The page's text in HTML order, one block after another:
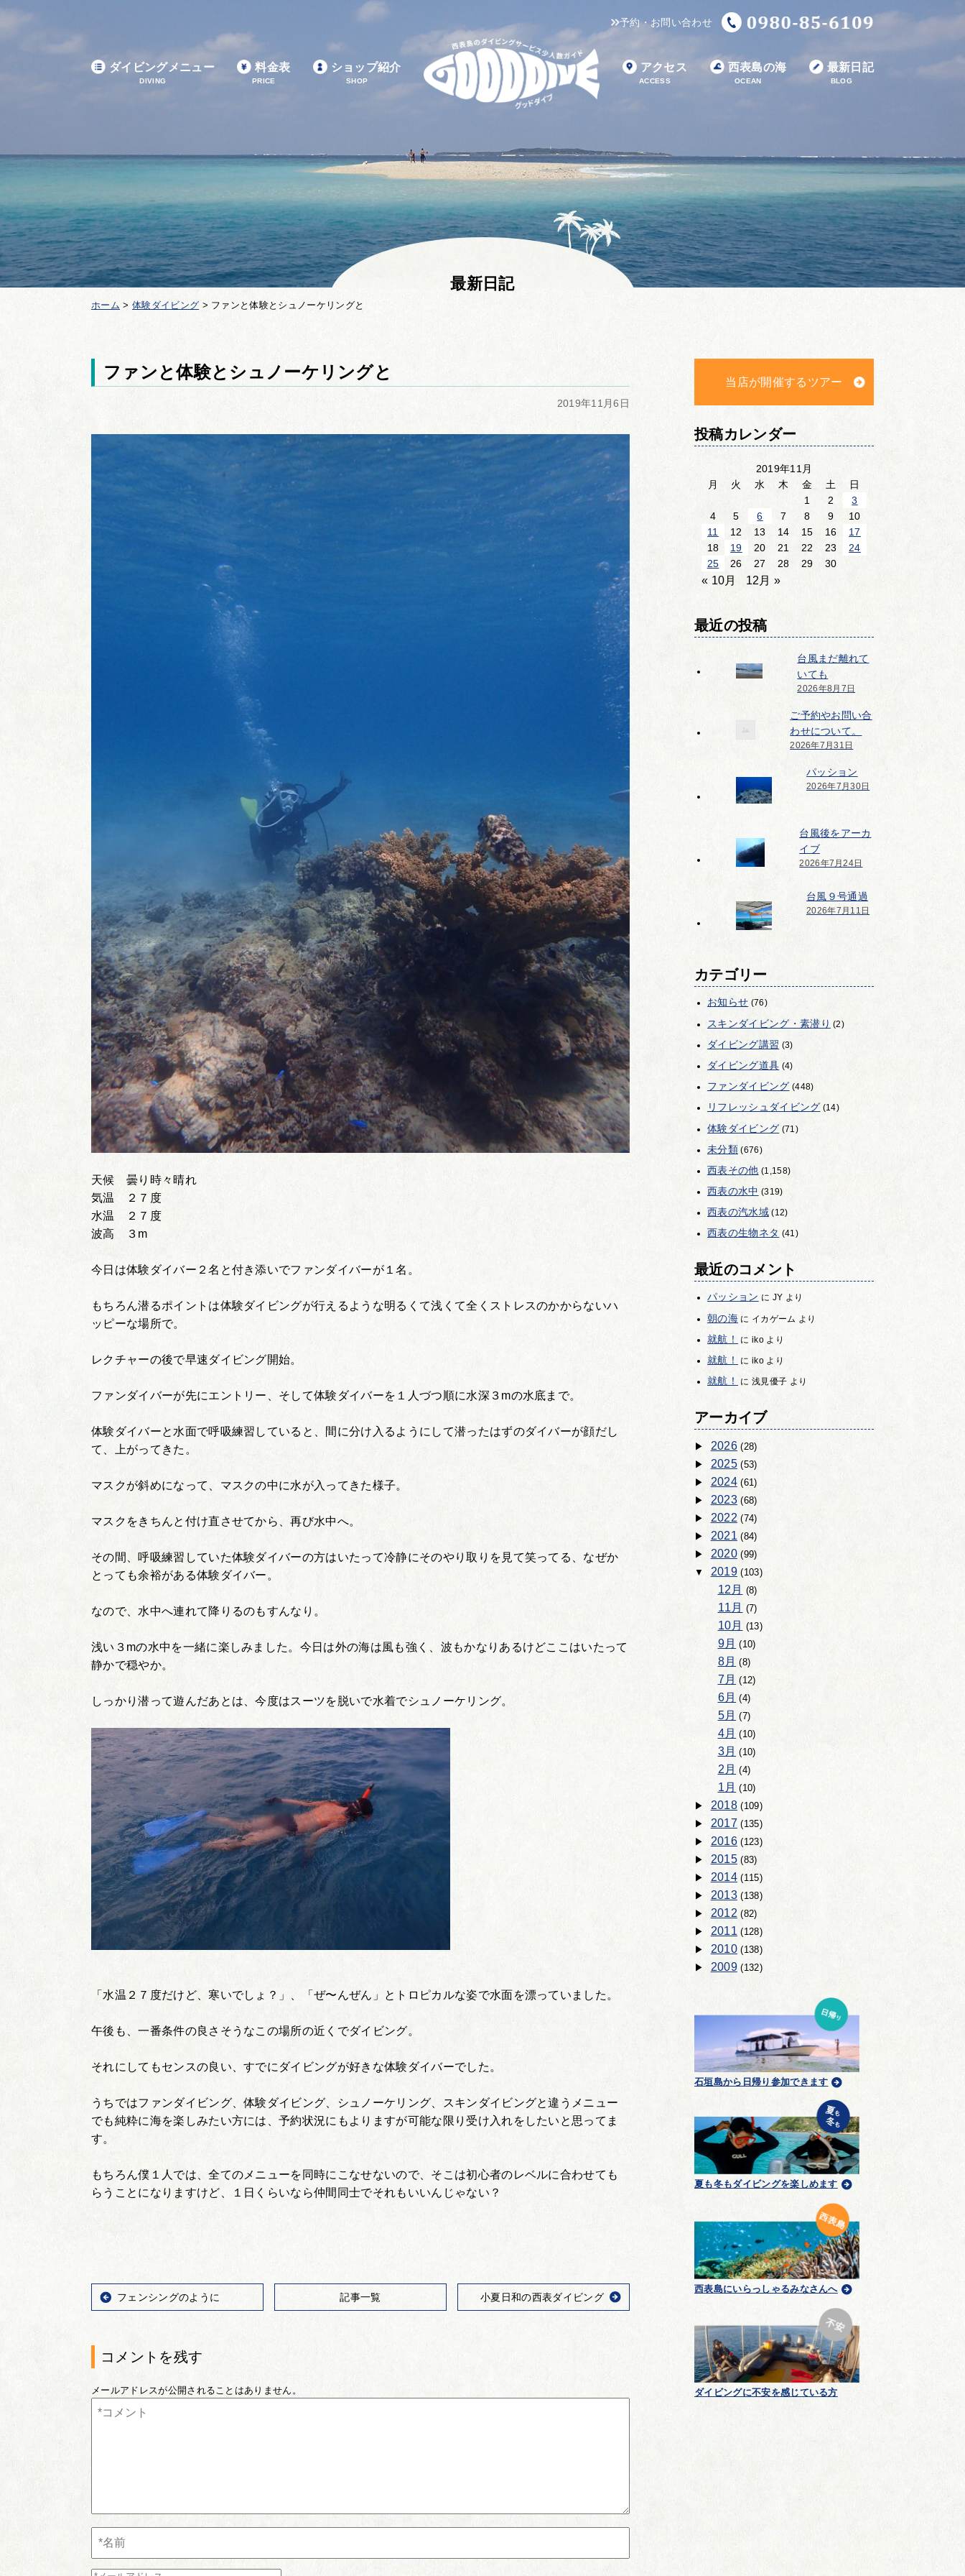
予約・お問い合わせ
ダイビングメニュー
DIVING
料金表
PRICE
ショップ紹介
SHOP
アクセス
ACCESS
西表島の海
OCEAN
最新日記
BLOG
最新日記
ホーム > 体験ダイビング > ファンと体験とシュノーケリングと
ファンと体験とシュノーケリングと
2019年11月6日
天候 曇り時々晴れ
気温 ２７度
水温 ２７度
波高 ３m
今日は体験ダイバー２名と付き添いでファンダイバーが１名。
もちろん潜るポイントは体験ダイビングが行えるような明るくて浅くて全くストレスのかからないハ
ッピーな場所で。
レクチャーの後で早速ダイビング開始。
ファンダイバーが先にエントリー、そして体験ダイバーを１人づつ順に水深３mの水底まで。
体験ダイバーと水面で呼吸練習していると、間に分け入るようにして潜ったはずのダイバーが顔だし
て、上がってきた。
マスクが斜めになって、マスクの中に水が入ってきた様子。
マスクをきちんと付け直させてから、再び水中へ。
その間、呼吸練習していた体験ダイバーの方はいたって冷静にそのやり取りを見て笑ってる、なぜか
とっても余裕がある体験ダイバー。
なので、水中へ連れて降りるのもすんなり。
浅い３mの水中を一緒に楽しみました。今日は外の海は風も強く、波もかなりあるけどここはいたって
静かで穏やか。
しっかり潜って遊んだあとは、今度はスーツを脱いで水着でシュノーケリング。
「水温２７度だけど、寒いでしょ？」、「ぜ〜んぜん」とトロピカルな姿で水面を漂っていました。
午後も、一番条件の良さそうなこの場所の近くでダイビング。
それにしてもセンスの良い、すでにダイビングが好きな体験ダイバーでした。
うちではファンダイビング、体験ダイビング、シュノーケリング、スキンダイビングと違うメニュー
でも純粋に海を楽しみたい方には、予約状況にもよりますが可能な限り受け入れをしたいと思ってま
す。
もちろん僕１人では、全てのメニューを同時にこなせないので、そこは初心者のレベルに合わせても
らうことになりますけど、１日くらいなら仲間同士でそれもいいんじゃない？
フェンシングのように 記事一覧 小夏日和の西表ダイビング
コメントを残す
メールアドレスが公開されることはありません。
当店が開催するツアー
投稿カレンダー
2019年11月
月
火 水 木 金 土
日
1
2
3
4
5 6 7 8 9
10
11
12 13 14 15 16
17
18
19 20 21 22 23
24
25
26 27 28 29 30
« 10月 12月 »
最近の投稿
台風まだ離れて
いても
2026年8月7日
ご予約やお問い合
わせについて。
2026年7月31日
パッション
2026年7月30日
台風後をアーカ
イブ
2026年7月24日
台風９号通過
2026年7月11日
カテゴリー
お知らせ (76)
スキンダイビング・素潜り (2)
ダイビング講習 (3)
ダイビング道具 (4)
ファンダイビング (448)
リフレッシュダイビング (14)
体験ダイビング (71)
未分類(676)
西表その他 (1,158)
西表の水中 (319)
西表の汽水域(12)
西表の生物ネタ (41)
最近のコメント
パッション に JY より
朝の海に イカゲーム より
就航！ に ikoより
就航！ に ikoより
就航！ に 浅見優子 より
アーカイブ
2026(28)
2025(53)
2024(61)
2023(68)
2022 (74)
2021(84)
2020(99)
2019(103)
12月 (8)
11月 (7)
10月 (13)
9月 (10)
8月 (8)
7月 (12)
6月 (4)
5月 (7)
4月 (10)
3月 (10)
2月 (4)
1月 (10)
2018(109)
2017 (135)
2016(123)
2015(83)
2014(115)
2013(138)
2012(82)
2011(128)
2010(138)
2009(132)
石垣島から日帰り参加できます
夏も冬もダイビングを楽しめます
西表島にいらっしゃるみなさんへ
ダイビングに不安を感じている方